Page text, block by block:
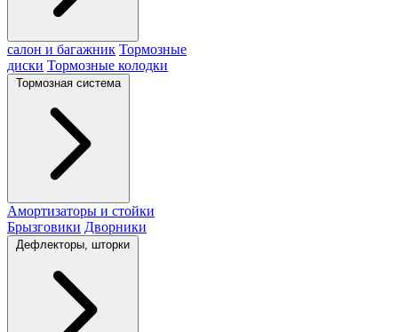
салон и багажник Тормозные
диски Тормозные колодки
Тормозная система
Амортизаторы и стойки
Брызговики Дворники
Дефлекторы, шторки